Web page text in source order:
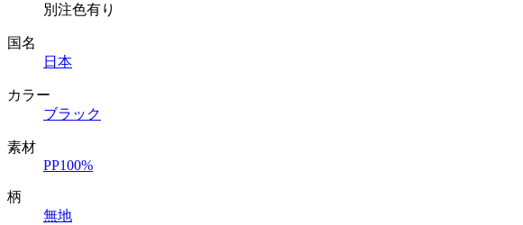
別注色有り
国名
日本
カラー
ブラック
素材
PP100%
柄
無地